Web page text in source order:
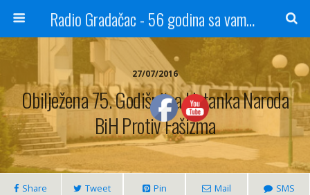
Radio Gradačac - 56 godina sa vama...
27/07/2016
Obilježena 75. Godišnjica Ustanka Naroda
BiH Protiv Fašizma
Share Tweet Pin Mail SMS